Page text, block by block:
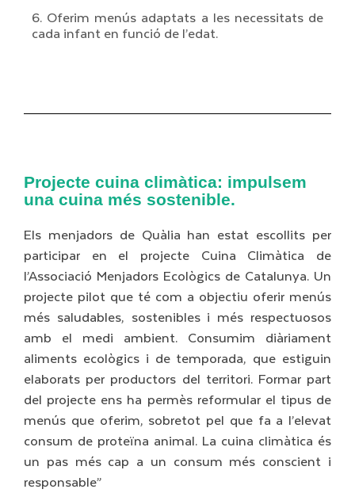
6. Oferim menús adaptats a les necessitats de
cada infant en funció de l’edat.
Projecte cuina climàtica: impulsem
una cuina més sostenible.
Els menjadors de Quàlia han estat escollits per
participar en el projecte Cuina Climàtica de
l’Associació Menjadors Ecològics de Catalunya. Un
projecte pilot que té com a objectiu oferir menús
més saludables, sostenibles i més respectuosos
amb el medi ambient. Consumim diàriament
aliments ecològics i de temporada, que estiguin
elaborats per productors del territori. Formar part
del projecte ens ha permès reformular el tipus de
menús que oferim, sobretot pel que fa a l’elevat
consum de proteïna animal. La cuina climàtica és
un pas més cap a un consum més conscient i
responsable”